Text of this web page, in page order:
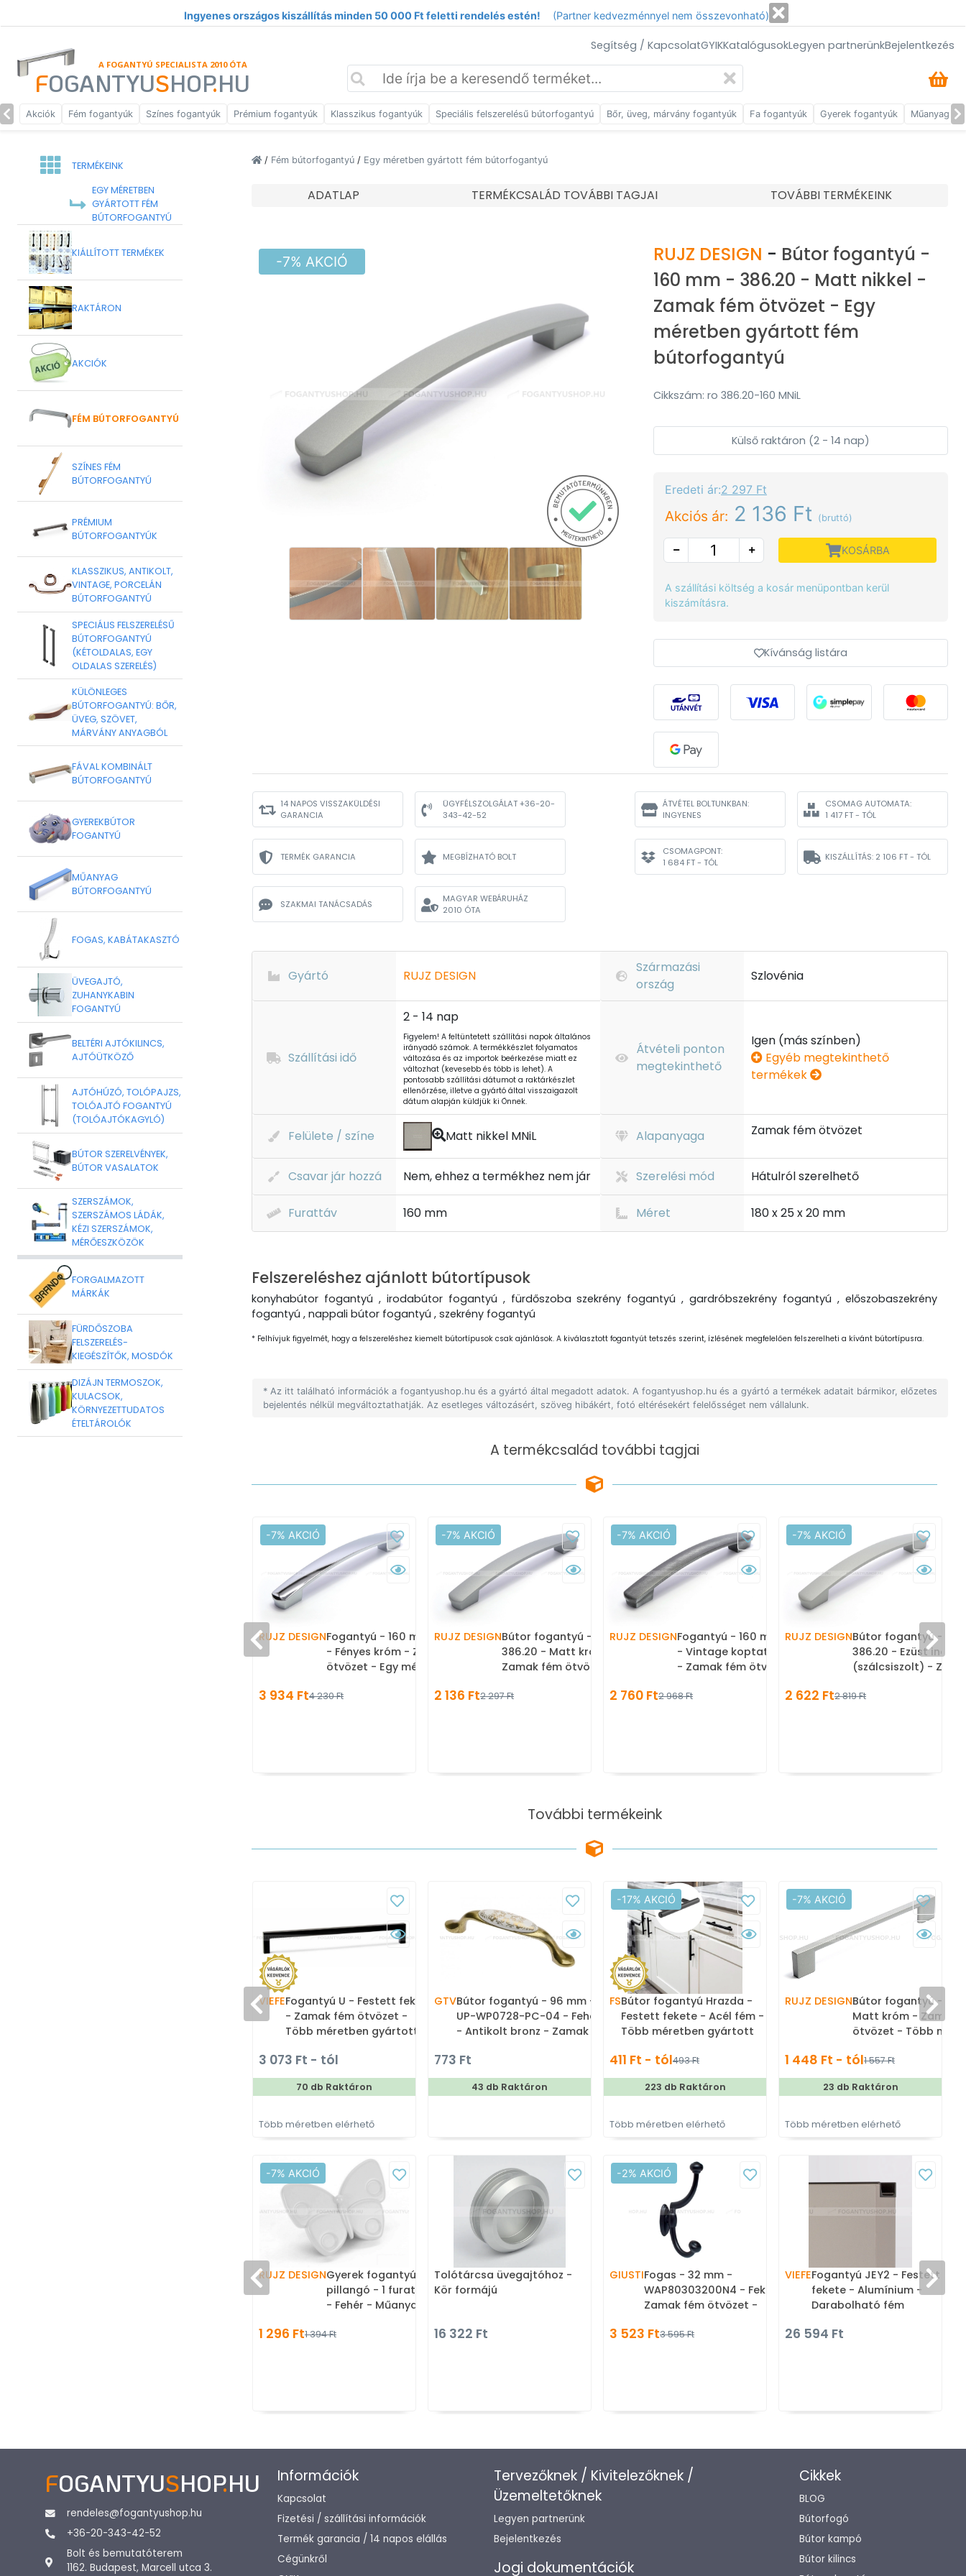
Ingyenes országos kiszállítás minden 50 000 Ft feletti rendelés estén! (Partner kedvezménnyel nem összevonható)
Segítség / KapcsolatGYIKKatalógusokLegyen partnerünkBejelentkezés
A FOGANTYÚ SPECIALISTA 2010 ÓTA
FOGANTYUSHOP.HU
Akciók Fém fogantyúk Színes fogantyúk Prémium fogantyúk Klasszikus fogantyúk Speciális felszerelésű bútorfogantyú Bőr, üveg, márvány fogantyúk Fa fogantyúk Gyerek fogantyúk Műanyag
TERMÉKEINK
EGY MÉRETBEN
GYÁRTOTT FÉM
BÚTORFOGANTYÚ
KIÁLLÍTOTT TERMÉKEK
RAKTÁRON
AKCIÓK
FÉM BÚTORFOGANTYÚ
SZÍNES FÉM
BÚTORFOGANTYÚ
PRÉMIUM
BÚTORFOGANTYÚK
KLASSZIKUS, ANTIKOLT,
VINTAGE, PORCELÁN
BÚTORFOGANTYÚ
SPECIÁLIS FELSZERELÉSŰ
BÚTORFOGANTYÚ
(KÉTOLDALAS, EGY
OLDALAS SZERELÉS)
KÜLÖNLEGES
BÚTORFOGANTYÚ: BŐR,
ÜVEG, SZÖVET,
MÁRVÁNY ANYAGBÓL
FÁVAL KOMBINÁLT
BÚTORFOGANTYÚ
GYEREKBÚTOR
FOGANTYÚ
MŰANYAG
BÚTORFOGANTYÚ
FOGAS, KABÁTAKASZTÓ
ÜVEGAJTÓ,
ZUHANYKABIN
FOGANTYÚ
BELTÉRI AJTÓKILINCS,
AJTÓÜTKÖZŐ
AJTÓHÚZÓ, TOLÓPAJZS,
TOLÓAJTÓ FOGANTYÚ
(TOLÓAJTÓKAGYLÓ)
BÚTOR SZERELVÉNYEK,
BÚTOR VASALATOK
SZERSZÁMOK,
SZERSZÁMOS LÁDÁK,
KÉZI SZERSZÁMOK,
MÉRŐESZKÖZÖK
FORGALMAZOTT
MÁRKÁK
FÜRDŐSZOBA
FELSZERELÉS-
KIEGÉSZÍTŐK, MOSDÓK
DIZÁJN TERMOSZOK,
KULACSOK,
KÖRNYEZETTUDATOS
ÉTELTÁROLÓK
/ Fém bútorfogantyú / Egy méretben gyártott fém bútorfogantyú
ADATLAP TERMÉKCSALÁD TOVÁBBI TAGJAI TOVÁBBI TERMÉKEINK
-7% AKCIÓ RUJZ DESIGN - Bútor fogantyú -
160 mm - 386.20 - Matt nikkel -
Zamak fém ötvözet - Egy
méretben gyártott fém
bútorfogantyú
Cikkszám: ro 386.20-160 MNiL
Külső raktáron (2 - 14 nap)
Eredeti ár:2 297 Ft
Akciós ár: 2 136 Ft (bruttó)
KOSÁRBA
A szállítási költség a kosár menüpontban kerül
kiszámításra.
Kívánság listára
14 NAPOS VISSZAKÜLDÉSI
GARANCIA
ÜGYFÉLSZOLGÁLAT +36-20-
343-42-52
TERMÉK GARANCIA MEGBÍZHATÓ BOLT
SZAKMAI TANÁCSADÁS
MAGYAR WEBÁRUHÁZ
2010 ÓTA
ÁTVÉTEL BOLTUNKBAN:
INGYENES
CSOMAG AUTOMATA:
1 417 FT - TÓL
CSOMAGPONT:
1 684 FT - TÓL
KISZÁLLÍTÁS: 2 106 FT - TÓL
Gyártó RUJZ DESIGN
Származási
ország
Szlovénia
Szállítási idő
2 - 14 nap
Figyelem! A feltüntetett szállítási napok általános
irányadó számok. A termékkészlet folyamatos
változása és az importok beérkezése miatt ez
változhat (kevesebb és több is lehet). A
pontosabb szállítási dátumot a raktárkészlet
ellenőrzése, illetve a gyártó által visszaigazolt
dátum alapján küldjük ki Önnek.
Átvételi ponton
megtekinthető
Igen (más színben)
Egyéb megtekinthető
termékek
Felülete / színe Matt nikkel MNiL Alapanyaga Zamak fém ötvözet
Csavar jár hozzá Nem, ehhez a termékhez nem jár Szerelési mód Hátulról szerelhető
Furattáv 160 mm Méret 180 x 25 x 20 mm
Felszereléshez ajánlott bútortípusok
konyhabútor fogantyú , irodabútor fogantyú , fürdőszoba szekrény fogantyú , gardróbszekrény fogantyú , előszobaszekrény
fogantyú , nappali bútor fogantyú , szekrény fogantyú
* Felhívjuk figyelmét, hogy a felszereléshez kiemelt bútortípusok csak ajánlások. A kiválasztott fogantyút tetszés szerint, ízlésének megfelelően felszerelheti a kívánt bútortípusra.
* Az itt található információk a fogantyushop.hu és a gyártó által megadott adatok. A fogantyushop.hu és a gyártó a termékek adatait bármikor, előzetes
bejelentés nélkül megváltoztathatják. Az esetleges változásért, szöveg hibákért, fotó eltérésekért felelősséget nem vállalunk.
A termékcsalád további tagjai
-7% AKCIÓ
RUJZ DESIGNFogantyú - 160 mm - 386.20
- Fényes króm - Zamak fém
ötvözet - Egy méretben
bútorfogantyú
3 934 Ft4 230 Ft
-7% AKCIÓ
RUJZ DESIGNBútor fogantyú - 160 mm -
386.20 - Matt króm -
Zamak fém ötvözet - Egy
bútorfogantyú
2 136 Ft2 297 Ft
-7% AKCIÓ
RUJZ DESIGNFogantyú - 160 mm - 386.20
- Vintage koptatott fekete
- Zamak fém ötvözet -
fém bútorfogantyú
2 760 Ft2 968 Ft
-7% AKCIÓ
RUJZ DESIGNBútor fogantyú -
386.20 - Ezüst inox
(szálcsiszolt) -
gyártott fém
2 622 Ft2 819 Ft
További termékeink
VIEFEFogantyú U - Festett fekete
- Zamak fém ötvözet -
Több méretben gyártott
3 073 Ft - tól
70 db Raktáron
Több méretben elérhető
GTVBútor fogantyú - 96 mm -
UP-WP0728-PC-04 - Fehér
- Antikolt bronz - Zamak
Porcelánnal kombinált
antikolt fém bútorfogantyú
773 Ft
43 db Raktáron
-17% AKCIÓ
FSBútor fogantyú Hrazda -
Festett fekete - Acél fém -
Több méretben gyártott
411 Ft - tól493 Ft
223 db Raktáron
Több méretben elérhető
-7% AKCIÓ
RUJZ DESIGNBútor fogantyú -
Matt króm - Zamak
ötvözet - Több
bútorfogantyú
1 448 Ft - tól1 557 Ft
23 db Raktáron
Több méretben elérhető
-7% AKCIÓ
RUJZ DESIGNGyerek fogantyú lepke,
pillangó - 1 furatos - 845.27
- Fehér - Műanyag -
gyerekbútor fogantyú
1 296 Ft1 394 Ft
Tolótárcsa üvegajtóhoz -
Kör formájú
16 322 Ft
-2% AKCIÓ
GIUSTIFogas - 32 mm -
WAP80303200N4 - Fekete -
Zamak fém ötvözet -
fogas
3 523 Ft3 595 Ft
VIEFEFogantyú JEY2 - Festett
fekete - Alumínium -
Darabolható fém
profil)
26 594 Ft
FOGANTYUSHOP.HU
rendeles@fogantyushop.hu
+36-20-343-42-52
Bolt és bemutatóterem
1162. Budapest, Marcell utca 3.
Információk
Kapcsolat
Fizetési / szállítási információk
Termék garancia / 14 napos elállás
Cégünkről
Tervezőknek / Kivitelezőknek /
Üzemeltetőknek
Legyen partnerünk
Bejelentkezés
Jogi dokumentációk
Cikkek
BLOG
Bútorfogó
Bútor kampó
Bútor kilincs